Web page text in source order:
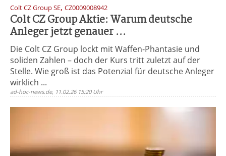
Colt CZ Group SE, CZ0009008942
Colt CZ Group Aktie: Warum deutsche
Anleger jetzt genauer ...
Die Colt CZ Group lockt mit Waffen-Phantasie und
soliden Zahlen – doch der Kurs tritt zuletzt auf der
Stelle. Wie groß ist das Potenzial für deutsche Anleger
wirklich ...
ad-hoc-news.de, 11.02.26 15:20 Uhr